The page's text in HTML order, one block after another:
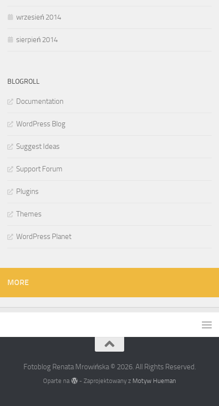
wrzesień 2014
sierpień 2014
BLOGROLL
Documentation
WordPress Blog
Suggest Ideas
Support Forum
Plugins
Themes
WordPress Planet
MORE
Fotoblog Renata Mrowińska © 2026. All Rights Reserved.
Oparte na - Zaprojektowany z Motyw Hueman